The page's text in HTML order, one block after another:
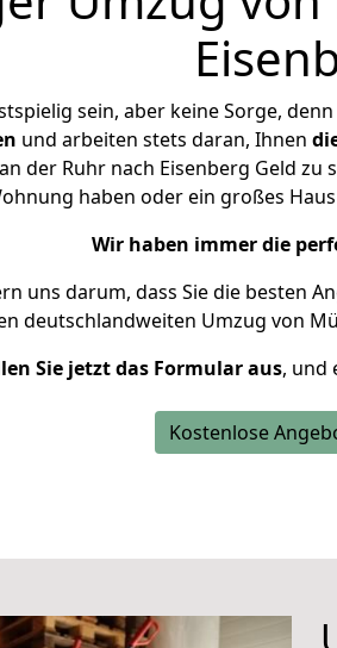
sein, aber keine Sorge,
und arbeiten stets daran, Ihnen
der Ruhr nach Eisenberg Geld
haben oder ein großes
Wir haben immer die
uns darum, dass Sie die besten
deutschlandweiten Umzug von
Sie jetzt das Formular aus, und
Kostenlose